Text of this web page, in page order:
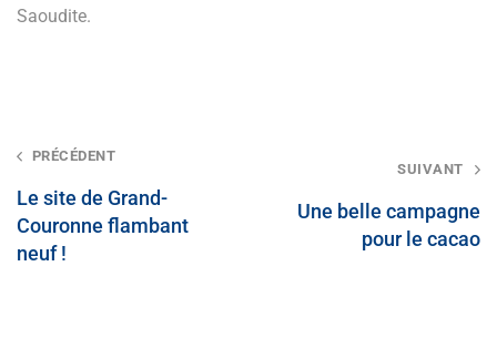
Saoudite.
Post
PRÉCÉDENT
Le site de Grand-
Couronne flambant
neuf !
SUIVANT
Une belle campagne
pour le cacao